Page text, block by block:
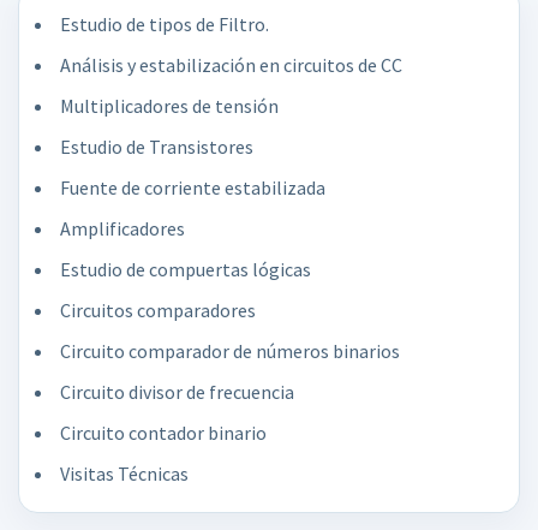
Estudio de tipos de Filtro.
Análisis y estabilización en circuitos de CC
Multiplicadores de tensión
Estudio de Transistores
Fuente de corriente estabilizada
Amplificadores
Estudio de compuertas lógicas
Circuitos comparadores
Circuito comparador de números binarios
Circuito divisor de frecuencia
Circuito contador binario
Visitas Técnicas